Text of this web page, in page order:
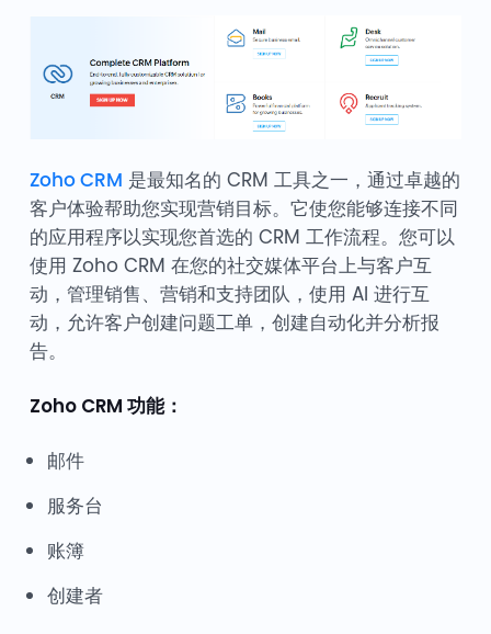
Zoho CRM 是最知名的 CRM 工具之一，通过卓越的
客户体验帮助您实现营销目标。它使您能够连接不同
的应用程序以实现您首选的 CRM 工作流程。您可以
使用 Zoho CRM 在您的社交媒体平台上与客户互
动，管理销售、营销和支持团队，使用 AI 进行互
动，允许客户创建问题工单，创建自动化并分析报
告。
Zoho CRM 功能：
邮件
服务台
账簿
创建者